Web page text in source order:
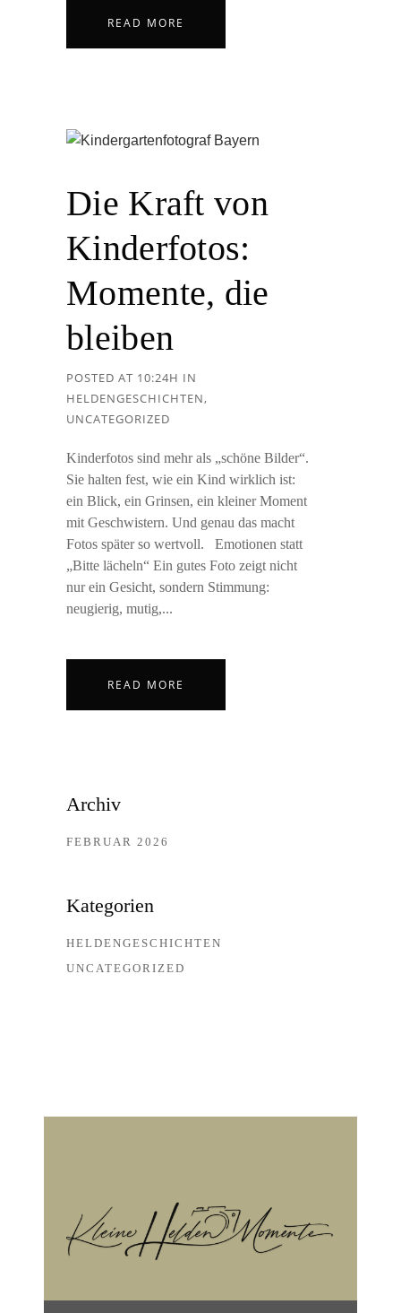
READ MORE
Die Kraft von
Kinderfotos:
Momente, die
bleiben
POSTED AT 10:24H IN
HELDENGESCHICHTEN,
UNCATEGORIZED
Kinderfotos sind mehr als „schöne Bilder“.
Sie halten fest, wie ein Kind wirklich ist:
ein Blick, ein Grinsen, ein kleiner Moment
mit Geschwistern. Und genau das macht
Fotos später so wertvoll. Emotionen statt
„Bitte lächeln“ Ein gutes Foto zeigt nicht
nur ein Gesicht, sondern Stimmung:
neugierig, mutig,...
READ MORE
Archiv
FEBRUAR 2026
Kategorien
HELDENGESCHICHTEN
UNCATEGORIZED